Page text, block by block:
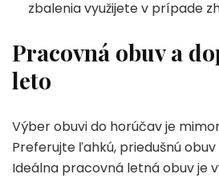
zbalenia využijete v prípade
Pracovná obuv a
leto
Výber obuvi do horúčav je
Preferujte ľahkú, priedušnú
Ideálna pracovná letná obuv je